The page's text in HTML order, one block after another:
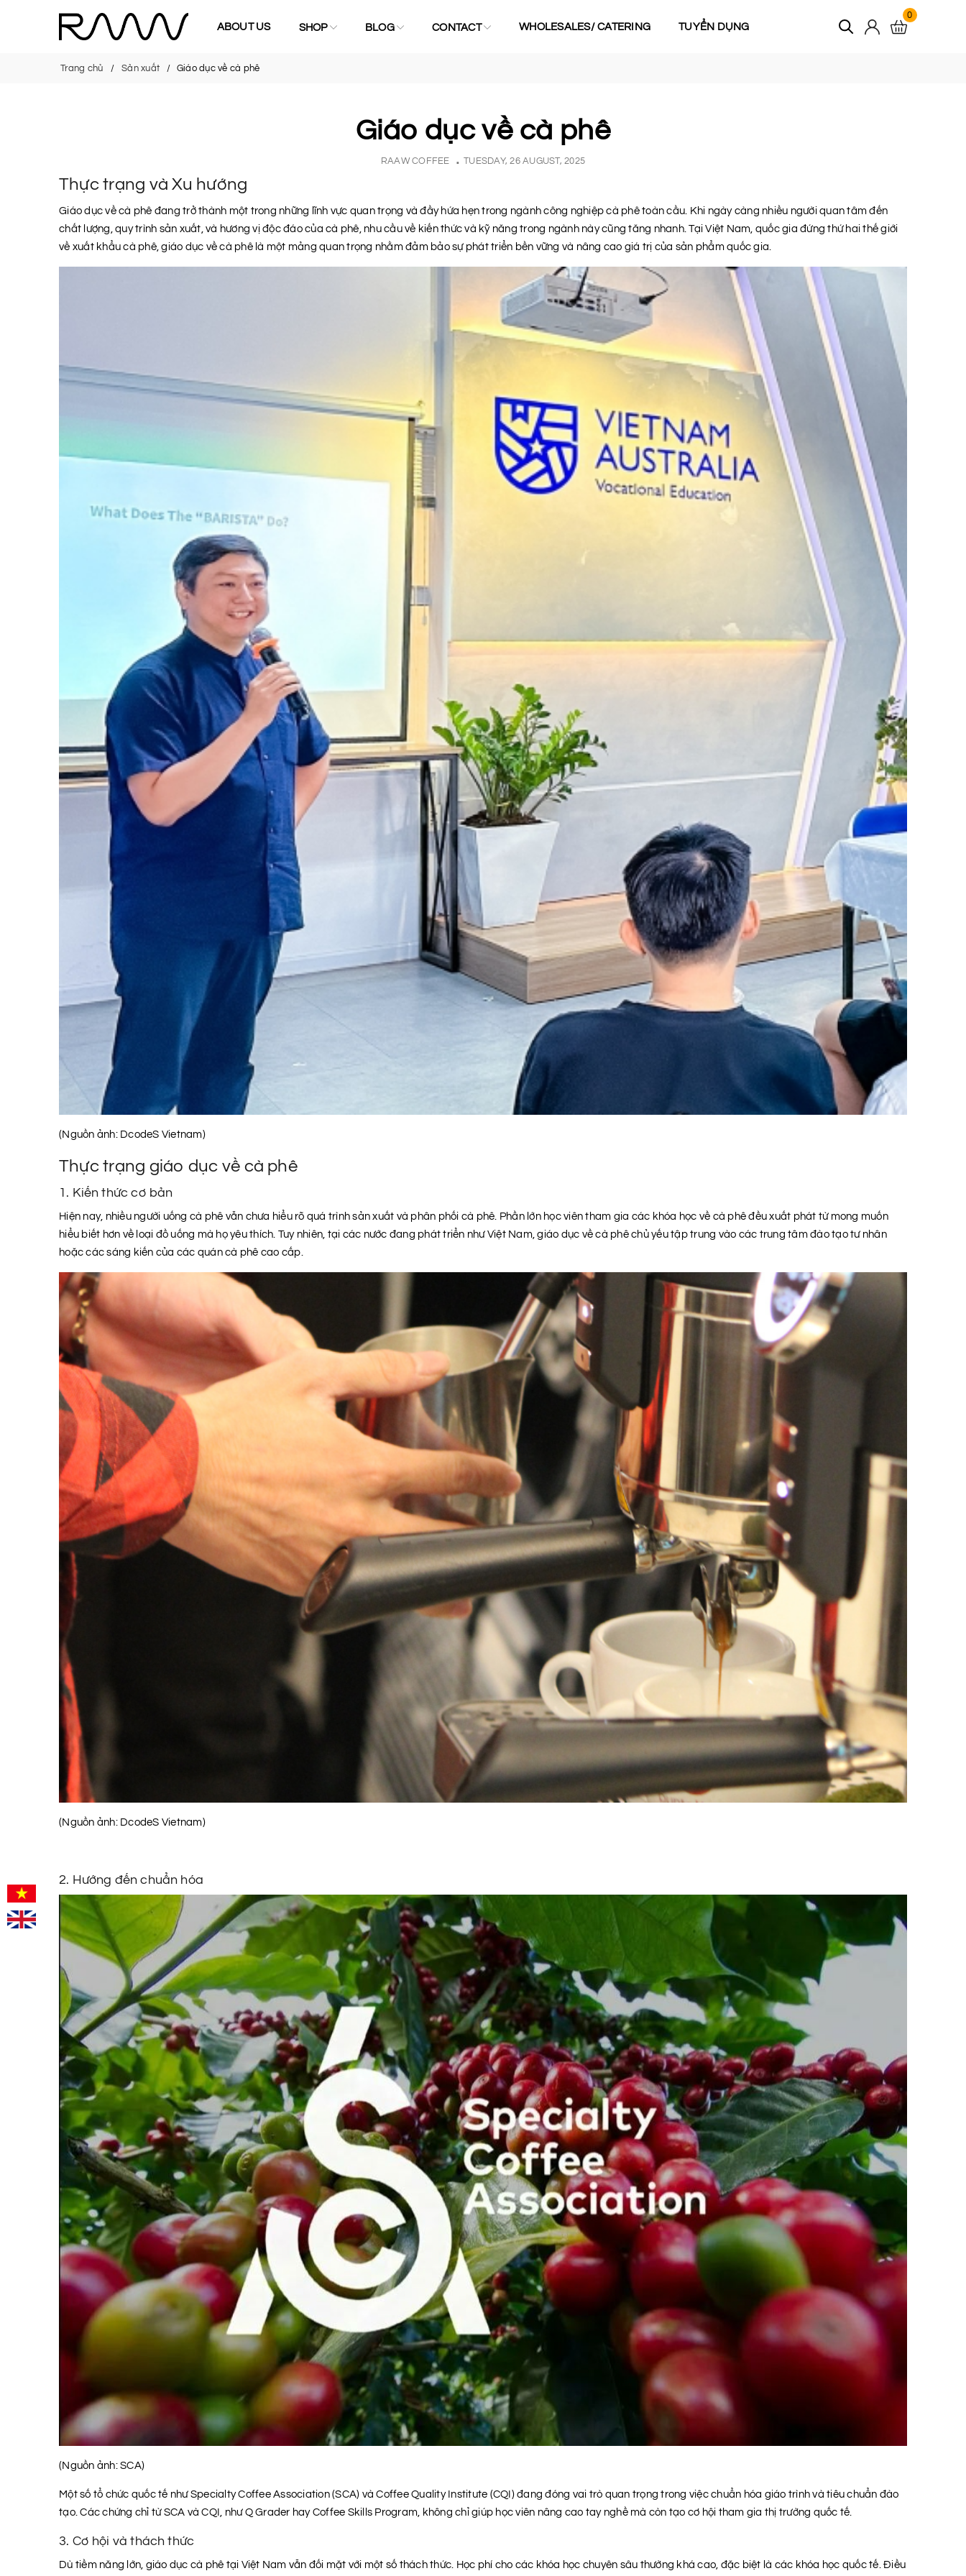
ABOUT US SHOP BLOG CONTACT WHOLESALES/ CATERING TUYỂN DỤNG
0
Trang chủ Sản xuất Giáo dục về cà phê
Giáo dục về cà phê
RAAW COFFEE TUESDAY, 26 AUGUST, 2025
Thực trạng và Xu hướng
Giáo dục về cà phê đang trở thành một trong những lĩnh vực quan trọng và đầy hứa hẹn trong ngành công nghiệp cà phê toàn cầu. Khi ngày càng nhiều người quan tâm đến
chất lượng, quy trình sản xuất, và hương vị độc đáo của cà phê, nhu cầu về kiến thức và kỹ năng trong ngành này cũng tăng nhanh. Tại Việt Nam, quốc gia đứng thứ hai thế giới
về xuất khẩu cà phê, giáo dục về cà phê là một mảng quan trọng nhằm đảm bảo sự phát triển bền vững và nâng cao giá trị của sản phẩm quốc gia.
(Nguồn ảnh: DcodeS Vietnam)
Thực trạng giáo dục về cà phê
1. Kiến thức cơ bản
Hiện nay, nhiều người uống cà phê vẫn chưa hiểu rõ quá trình sản xuất và phân phối cà phê. Phần lớn học viên tham gia các khóa học về cà phê đều xuất phát từ mong muốn
hiểu biết hơn về loại đồ uống mà họ yêu thích. Tuy nhiên, tại các nước đang phát triển như Việt Nam, giáo dục về cà phê chủ yếu tập trung vào các trung tâm đào tạo tư nhân
hoặc các sáng kiến của các quán cà phê cao cấp.
(Nguồn ảnh: DcodeS Vietnam)
2. Hướng đến chuẩn hóa
(Nguồn ảnh: SCA)
Một số tổ chức quốc tế như Specialty Coffee Association (SCA) và Coffee Quality Institute (CQI) đang đóng vai trò quan trọng trong việc chuẩn hóa giáo trình và tiêu chuẩn đào
tạo. Các chứng chỉ từ SCA và CQI, như Q Grader hay Coffee Skills Program, không chỉ giúp học viên nâng cao tay nghề mà còn tạo cơ hội tham gia thị trường quốc tế.
3. Cơ hội và thách thức
Dù tiềm năng lớn, giáo dục cà phê tại Việt Nam vẫn đối mặt với một số thách thức. Học phí cho các khóa học chuyên sâu thường khá cao, đặc biệt là các khóa học quốc tế. Điều